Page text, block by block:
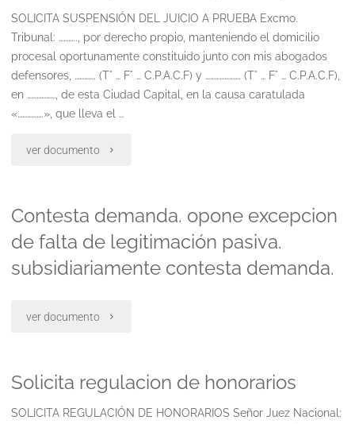
SOLICITA SUSPENSIÓN DEL JUICIO A PRUEBA Excmo.
Tribunal: ……….., por derecho propio, manteniendo el domicilio
procesal oportunamente constituido junto con mis abogados
defensores, …………. (T° … F° … C.P.A.C.F) y …………………. (T° … F° … C.P.A.C.F),
en ………………, de esta Ciudad Capital, en la causa caratulada
«…………….», que lleva el …
ver documento "Solicita
del
juicio
a
Contesta demanda. opone excepcion
de falta de legitimación pasiva.
subsidiariamente contesta demanda.
ver documento "Contesta
opone
excepcion
Solicita regulacion de honorarios
SOLICITA REGULACIÓN DE HONORARIOS Señor Juez Nacional: